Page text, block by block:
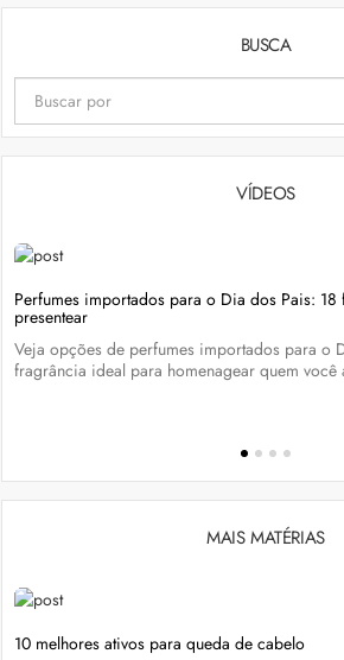
BUSCA
VÍDEOS
Perfumes importados para o Dia dos Pais: 18
presentear
Veja opções de perfumes importados para o
fragrância ideal para homenagear quem você
MAIS MATÉRIAS
10 melhores ativos para queda de cabelo